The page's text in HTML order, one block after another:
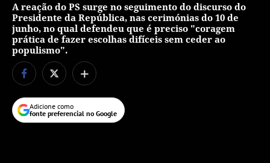
A reação do PS surge no seguimento do discurso do
Presidente da República, nas cerimónias do 10 de
junho, no qual defendeu que é preciso "coragem
prática de fazer escolhas difíceis sem ceder ao
populismo".
+
Adicione como
fonte preferencial no Google